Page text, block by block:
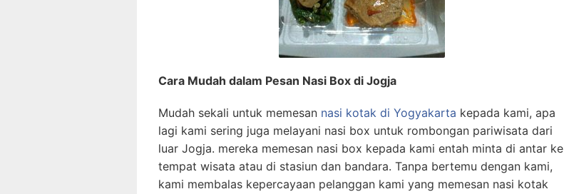
Cara Mudah dalam Pesan Nasi Box di Jogja
Mudah sekali untuk memesan nasi kotak di Yogyakarta kepada kami, apa
lagi kami sering juga melayani nasi box untuk rombongan pariwisata dari
luar Jogja. mereka memesan nasi box kepada kami entah minta di antar ke
tempat wisata atau di stasiun dan bandara. Tanpa bertemu dengan kami,
kami membalas kepercayaan pelanggan kami yang memesan nasi kotak